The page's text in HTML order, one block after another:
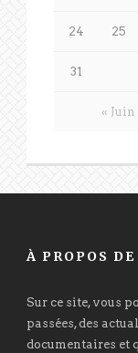
« Juin
24 25
31
À PROPOS
Sur ce site, vous
passées, des
documentaires et